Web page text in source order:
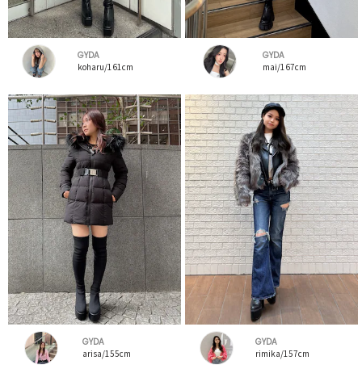
GYDA
koharu/161cm
GYDA
mai/167cm
GYDA
arisa/155cm
GYDA
rimika/157cm